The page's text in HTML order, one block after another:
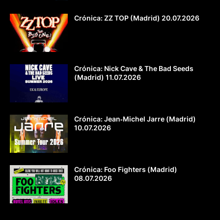
Crónica: ZZ TOP (Madrid) 20.07.2026
Crónica: Nick Cave & The Bad Seeds
(Madrid) 11.07.2026
Crónica: Jean‐Michel Jarre (Madrid)
10.07.2026
Crónica: Foo Fighters (Madrid)
08.07.2026